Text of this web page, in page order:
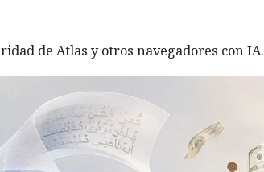
de Atlas y otros navegadores con IA.